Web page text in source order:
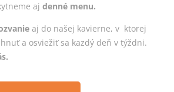
aj denné menu.
aj do našej kavierne, v ktorej
a osviežiť sa kazdý deň v týždni.